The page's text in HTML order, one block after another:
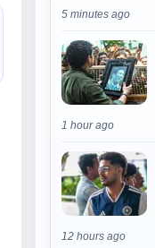
5 minutes ago
1 hour ago
12 hours ago